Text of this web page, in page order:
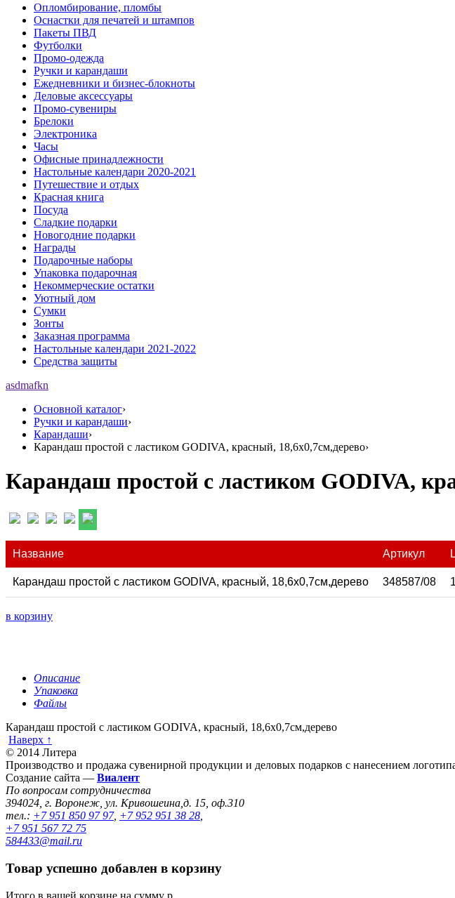
Опломбирование, пломбы
Оснастки для печатей и штампов
Пакеты ПВД
Футболки
Промо-одежда
Ручки и карандаши
Ежедневники и бизнес-блокноты
Деловые аксессуары
Промо-сувениры
Брелоки
Электроника
Часы
Офисные принадлежности
Настольные календари 2020-2021
Путешествие и отдых
Красная книга
Посуда
Сладкие подарки
Новогодние подарки
Награды
Подарочные наборы
Упаковка подарочная
Некоммерческие остатки
Уютный дом
Сумки
Зонты
Заказная программа
Настольные календари 2021-2022
Средства защиты
asdmafkn
Основной каталог›
Ручки и карандаши›
Карандаши›
Карандаш простой с ластиком GODIVA, красный, 18,6х0,7см,дерево›
Карандаш простой с ластиком GODIVA,
Название Артикул
Карандаш простой с ластиком GODIVA, красный, 18,6х0,7см,дерево 348587/08
в корзину
Описание
Упаковка
Файлы
Карандаш простой с ластиком GODIVA, красный, 18,6х0,7см,дерево
Наверх ↑
© 2014 Литера
Производство и продажа сувенирной продукции и деловых подарков с нанесением
Создание сайта — Виалент
По вопросам сотрудничества
394024, г. Воронеж, ул. Кривошеина,д. 15, оф.310
тел.: +7 951 850 97 97, +7 952 951 38 28,
+7 951 567 72 75
584433@mail.ru
Товар успешно добавлен в корзину
Итого в вашей корзине на сумму р.